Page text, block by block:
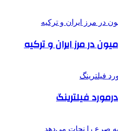
در مرز ایران و ترکیه
فیلترینگ